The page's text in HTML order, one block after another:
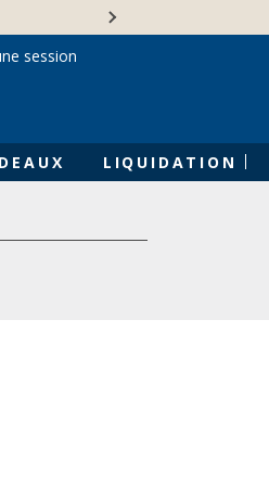
LIQUIDATION
session